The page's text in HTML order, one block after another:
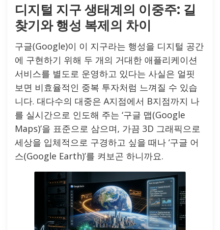
디지털 지구 생태계의 이중주: 길
찾기와 행성 복제의 차이
구글(Google)이 이 지구라는 행성을 디지털 공간
에 구현하기 위해 두 개의 거대한 애플리케이션
서비스를 별도로 운영하고 있다는 사실은 얼핏
보면 비효율적인 중복 투자처럼 느껴질 수 있습
니다. 대다수의 대중은 A지점에서 B지점까지 나
를 실시간으로 인도해 주는 ‘구글 맵(Google
Maps)’을 표준으로 삼으며, 가끔 3D 그래픽으로
세상을 입체적으로 구경하고 싶을 때나 ‘구글 어
스(Google Earth)’를 켜보곤 하니까요.